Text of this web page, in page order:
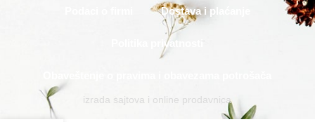
Dostava i plaćanje
Politika privatnosti
izrada sajtova i online prodavnica